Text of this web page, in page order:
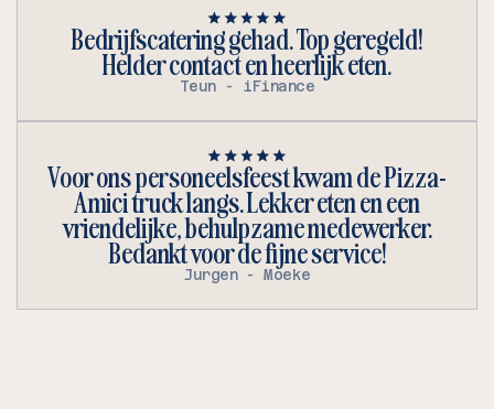
Bedrijfscatering gehad. Top geregeld!
Helder contact en heerlijk eten.
Teun - iFinance
Voor ons personeelsfeest kwam de Pizza-
Amici truck langs. Lekker eten en een
vriendelijke, behulpzame medewerker.
Bedankt voor de fijne service!
Jurgen - Moeke